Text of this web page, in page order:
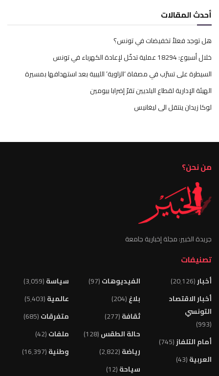
أحدث المقالات
هل توجد فعلاً تخفيضات في تونس؟
خلال أسبوع: 18294 عملية تدخّل لإعادة الكهرباء في تونس
السيطرة على تسرّب في مصفاة ‘الزاوية’ الليبية بعد استهدافها بمسيرة
الهيئة الإدارية لقطاع البلديين تقرّ إضرابا بيومين
لوكا زيدان ينتقل الى ليغانيس
من نحن؟
جريدة الخبير: مجلة إخبارية جامعة
تصنيفات
أخبار(20٬126)
أخبار الاقتصاد
التونسي
(993)
أمام التلفاز(745)
العربية(43)
الفيديوهات(97)
بلاغ(204)
ثقافة(277)
حالة الطقس(128)
رياضة(2٬822)
سياحة(12)
سياسة(3٬059)
عالمية(5٬403)
متفرقات(685)
ملفات(42)
وطنية(16٬397)